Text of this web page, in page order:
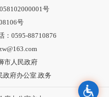
号
号
：0595-88710876
市人民政府
政府办公室.政务